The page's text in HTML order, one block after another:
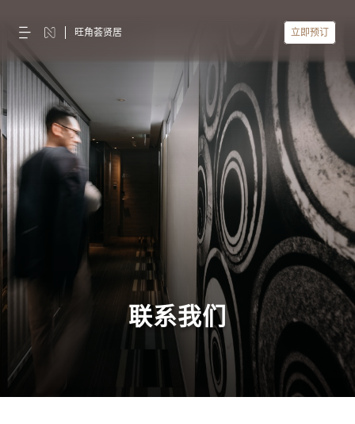
旺角荟贤居 立即预订
联系我们